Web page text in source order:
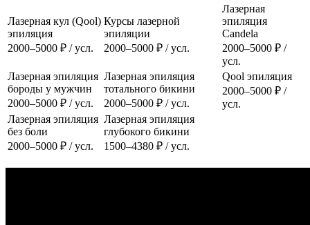
Лазерная кул (Qool)
эпиляция
2000–5000 ₽ / усл.
Курсы лазерной
эпиляции
2000–5000 ₽ / усл.
Лазерная
эпиляция
Candela
2000–5000 ₽ /
усл.
Лазерная эпиляция
бороды у мужчин
2000–5000 ₽ / усл.
Лазерная эпиляция
тотального бикини
2000–5000 ₽ / усл.
Qool эпиляция
2000–5000 ₽ /
усл.
Лазерная эпиляция
без боли
2000–5000 ₽ / усл.
Лазерная эпиляция
глубокого бикини
1500–4380 ₽ / усл.